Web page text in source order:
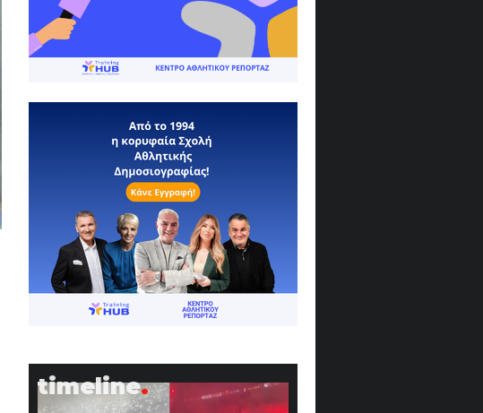
timeline